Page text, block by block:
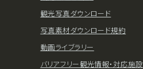
観光写真ダウンロード
写真素材ダウンロード規約
動画ライブラリー
バリアフリー観光情報・対応施設